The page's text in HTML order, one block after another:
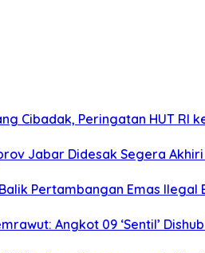
Cibadak, Peringatan HUT RI
Jabar Didesak Segera
Pertambangan Emas
Angkot 09 ‘Sentil’